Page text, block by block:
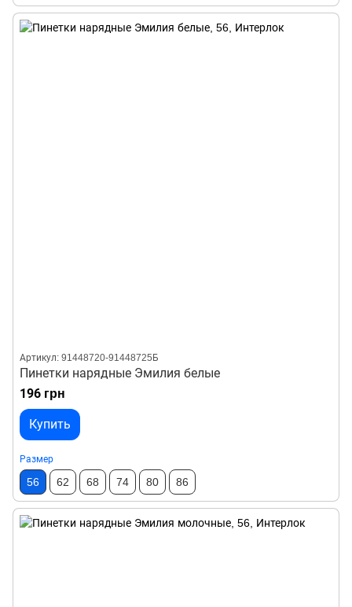
Артикул: 91448720-91448725Б
Пинетки нарядные Эмилия белые
196 грн
Купить
Размер
56 62 68 74 80 86